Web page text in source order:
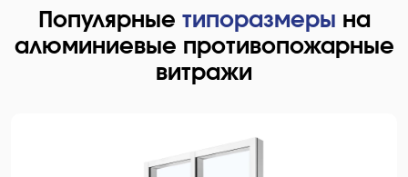
Популярные типоразмеры на
алюминиевые противопожарные
витражи